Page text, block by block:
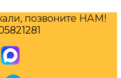
позвоните НАМ!